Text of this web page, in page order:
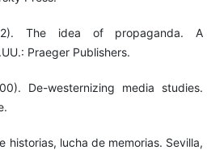
The idea of propaganda. A
Praeger Publishers.
De-westernizing media studies.
historias, lucha de memorias. Sevilla,